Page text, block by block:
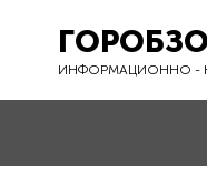
ИНФОРМАЦИОННО -